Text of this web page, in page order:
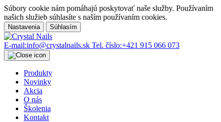
Súbory cookie nám pomáhajú poskytovať naše služby. Používaním
našich služieb súhlasíte s naším používaním cookies.
Nastavenia Súhlasím
E-mail:info@crystalnails.sk Tel. číslo:+421 915 066 073
Produkty
Novinky
Akcia
O nás
Školenia
Kontakt